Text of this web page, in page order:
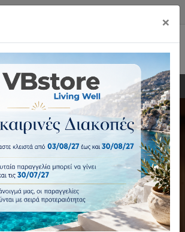
0 0
& Πρόσβαση
μπάρες, πλακέτες,
και λύσεις ελέγχου πρόσβασης.
×